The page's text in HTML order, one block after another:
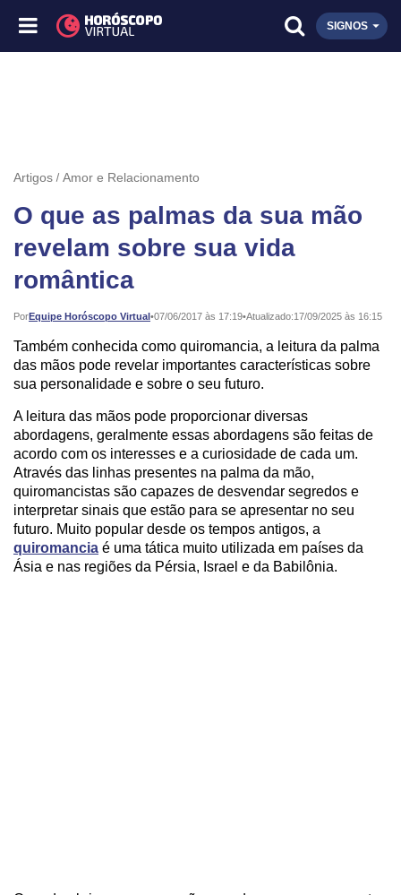
SIGNOS
Artigos Amor e Relacionamento
O que as palmas da sua mão
revelam sobre sua vida
romântica
PorEquipe Horóscopo Virtual•
Publicado: 07/06/2017 às 17:19•Atualizado:17/09/2025 às 16:15
Também conhecida como quiromancia, a leitura da palma
das mãos pode revelar importantes características sobre
sua personalidade e sobre o seu futuro.
A leitura das mãos pode proporcionar diversas
abordagens, geralmente essas abordagens são feitas de
acordo com os interesses e a curiosidade de cada um.
Através das linhas presentes na palma da mão,
quiromancistas são capazes de desvendar segredos e
interpretar sinais que estão para se apresentar no seu
futuro. Muito popular desde os tempos antigos, a
quiromancia é uma tática muito utilizada em países da
Ásia e nas regiões da Pérsia, Israel e da Babilônia.